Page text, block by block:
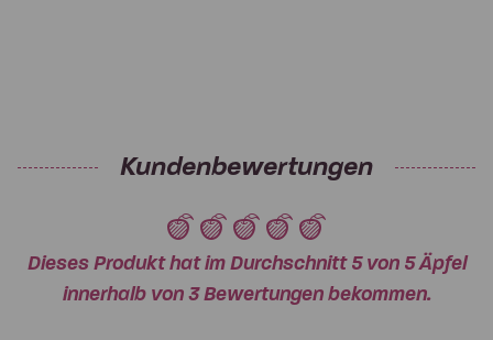
Kundenbewertungen
Dieses Produkt hat im Durchschnitt 5 von 5 Äpfel
innerhalb von 3 Bewertungen bekommen.